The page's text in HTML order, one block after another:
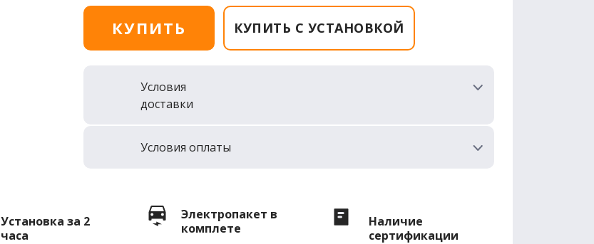
КУПИТЬ КУПИТЬ С УСТАНОВКОЙ
Условия
доставки
Условия оплаты
Установка за 2
часа
Электропакет в
комплете
Наличие
сертификации